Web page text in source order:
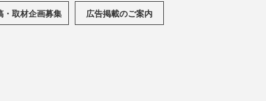
・取材企画募集 広告掲載のご案内